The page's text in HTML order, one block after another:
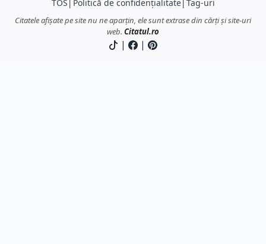
TOS Politică de confidențialitate│ Tag-uri
Citatele afișate pe site nu ne aparțin, ele sunt extrase din cărți și site-uri
web. Citatul.ro
| |